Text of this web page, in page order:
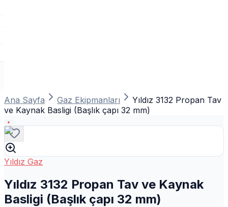
Ana Sayfa Gaz Ekipmanları
Yıldız 3132 Propan Tav
ve Kaynak Basligi (Başlık çapı 32 mm)
Yıldız Gaz
Yıldız 3132 Propan Tav ve Kaynak
Basligi (Başlık çapı 32 mm)